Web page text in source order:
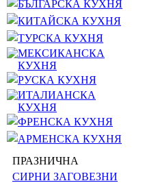
БЪЛГАРСКА КУХНЯ
КИТАЙСКА КУХНЯ
ТУРСКА КУХНЯ
МЕКСИКАНСКА
КУХНЯ
РУСКА КУХНЯ
ИТАЛИАНСКА
КУХНЯ
ФРЕНСКА КУХНЯ
АРМЕНСКА КУХНЯ
ПРАЗНИЧНА
СИРНИ ЗАГОВЕЗНИ